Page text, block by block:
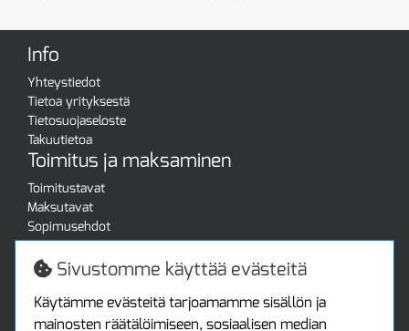
Info
Yhteystiedot
Tietoa yrityksestä
Tietosuojaseloste
Takuutietoa
Toimitus ja maksaminen
Toimitustavat
Maksutavat
Sopimusehdot
Turvallista ostamista
Jälleenmyyjille
Tax free / verovapaa myynti
Asiakastilini
Sivustomme käyttää evästeitä
Käytämme evästeitä tarjoamamme sisällön ja
mainosten räätälöimiseen, sosiaalisen median